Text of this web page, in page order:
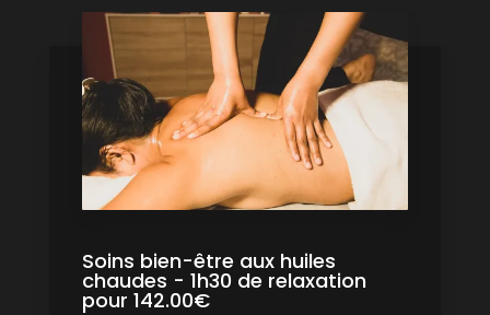
Soins bien-être aux huiles
chaudes - 1h30 de relaxation
pour 142.00€